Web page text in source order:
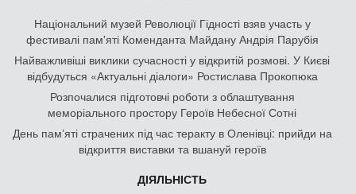
Національний музей Революції Гідності взяв участь у
фестивалі пам'яті Коменданта Майдану Андрія Парубія
Найважливіші виклики сучасності у відкритій розмові. У Києві
відбудуться «Актуальні діалоги» Ростислава Прокопюка
Розпочалися підготовчі роботи з облаштування
меморіального простору Героїв Небесної Сотні
День памʼяті страчених під час теракту в Оленівці: прийди на
відкриття виставки та вшануй героїв
ДІЯЛЬНІСТЬ